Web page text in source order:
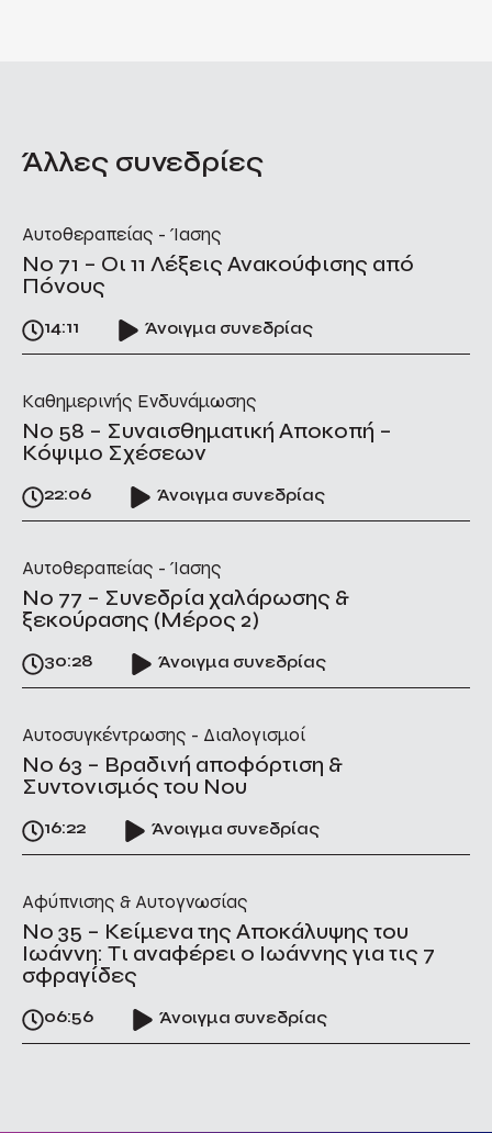
Άλλες συνεδρίες
Αυτοθεραπείας - Ίασης
No 71 – Οι 11 Λέξεις Ανακούφισης από
Πόνους
14:11 Άνοιγμα συνεδρίας
Καθημερινής Ενδυνάμωσης
No 58 – Συναισθηματική Αποκοπή –
Κόψιμο Σχέσεων
22:06 Άνοιγμα συνεδρίας
Αυτοθεραπείας - Ίασης
No 77 – Συνεδρία χαλάρωσης &
ξεκούρασης (Μέρος 2)
30:28 Άνοιγμα συνεδρίας
Αυτοσυγκέντρωσης - Διαλογισμοί
No 63 – Βραδινή αποφόρτιση &
Συντονισμός του Νου
16:22 Άνοιγμα συνεδρίας
Αφύπνισης & Αυτογνωσίας
No 35 – Κείμενα της Αποκάλυψης του
Ιωάννη: Τι αναφέρει ο Ιωάννης για τις 7
σφραγίδες
06:56 Άνοιγμα συνεδρίας